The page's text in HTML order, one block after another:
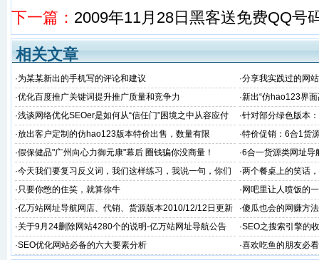
下一篇： 2009年11月28日黑客送免费QQ号
相关文章
·为某某新出的手机写的评论和建议 ·分享我实践过的网
·优化百度推广关键词提升推广质量和竞争力 ·新出“仿hao123界
·浅谈网络优化SEOer是如何从“信任门”困境之中从容应付
的
·针对部分绿色版本
日更新升级说明
·放出客户定制的仿hao123版本特价出售，数量有限 ·特价促销：6合1货
惠啦
·假保健品"广州向心力御元康"幕后 圈钱骗你没商量！ ·6合一货源类网址导
宝客等版简单介绍
·今天我们要复习反义词，我们这样练习，我说一句，你们
大声说出反义词。现在开始。”
·两个餐桌上的笑话
·只要你憋的住笑，就算你牛 · 网吧里让人喷饭的
·亿万站网址导航网店、代销、货源版本2010/12/12日更新
升级说明
·傻瓜也会的网赚方
·关于9月24删除网站4280个的说明-亿万站网址导航公告 ·SEO之搜索引擎的
·SEO优化网站必备的六大要素分析 ·喜欢吃鱼的朋友必